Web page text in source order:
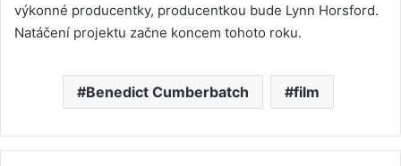
výkonné producentky, producentkou bude Lynn Horsford.
Natáčení projektu začne koncem tohoto roku.
Benedict Cumberbatch film